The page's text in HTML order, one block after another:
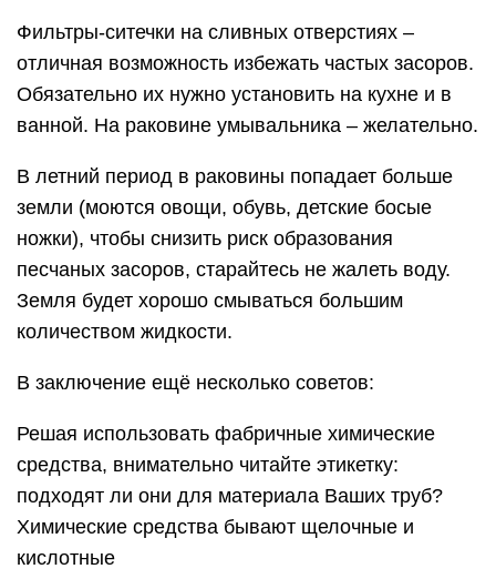
В заключение ещё несколько советов:
средства, внимательно читайте этикетку:
подходят ли они для материала Ваших труб?
Химические средства бывают щелочные и
кислотные
Использовать вместе их нельзя
Не забывайте о безопасности! Работать нужно
очень осторожно, в перчатках и не вдыхать
соду с уксусом, но нельзя многие магазинные
средства
Помните, что если появился небольшой засор, и
вода стала хуже убывать – сразу нужно
прочистить слив! Ведь теперь процесс ускорится